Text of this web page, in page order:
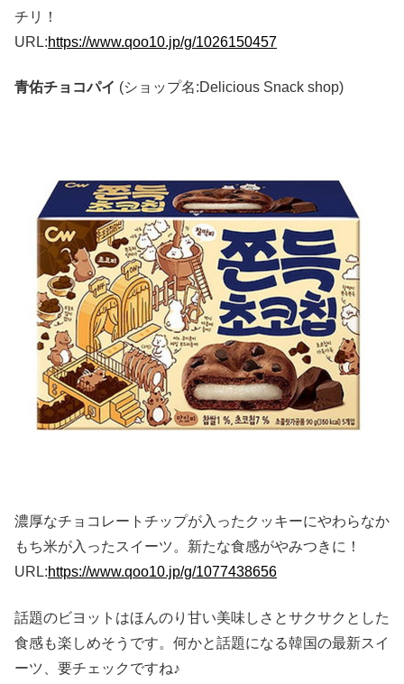
チリ！
URL:https://www.qoo10.jp/g/1026150457
青佑チョコパイ (ショップ名:Delicious Snack shop)
濃厚なチョコレートチップが入ったクッキーにやわらなか
もち米が入ったスイーツ。新たな食感がやみつきに！
URL:https://www.qoo10.jp/g/1077438656
話題のビヨットはほんのり甘い美味しさとサクサクとした
食感も楽しめそうです。何かと話題になる韓国の最新スイ
ーツ、要チェックですね♪